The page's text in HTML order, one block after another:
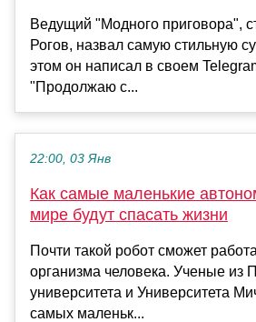
Ведущий "Модного приговора",
Рогов, назвал самую стильную
этом он написал в своем
"Продолжаю с...
22:00, 03 Янв
Как самые маленькие
мире будут спасать жизни
Почти такой робот сможет
организма человека. Ученые из
университета и Университета
самых маленьк...